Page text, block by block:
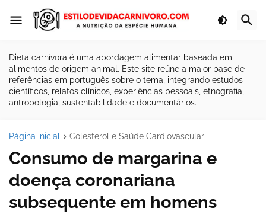
Dieta carnívora é uma abordagem alimentar baseada em
alimentos de origem animal. Este site reúne a maior base de
referências em português sobre o tema, integrando estudos
científicos, relatos clínicos, experiências pessoais, etnografia,
antropologia, sustentabilidade e documentários.
Página inicial Colesterol e Saúde Cardiovascular
Consumo de margarina e
doença coronariana
subsequente em homens